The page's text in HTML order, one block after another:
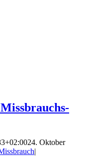
24. Oktober
|